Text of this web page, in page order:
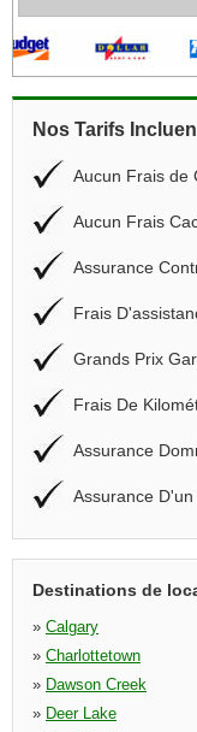
Nos Tarifs
Aucun Frais de
Aucun Frais
Assurance
Frais
Grands Prix
Frais De
Assurance
Assurance D'un
Destinations de
» Calgary
» Charlottetown
» Dawson Creek
» Deer Lake